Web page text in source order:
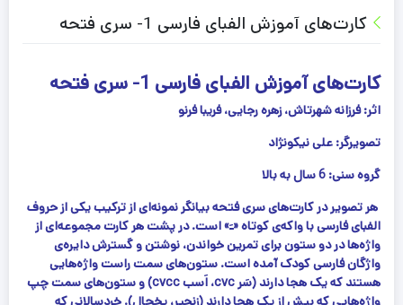
کارت‌های آموزش الفبای فارسی 1- سری فتحه
کارت‌های آموزش الفبای فارسی 1- سری فتحه
اثر: فرزانه شهرتاش، زهره رجایی، فریبا فرنو
تصویرگر: علی نیكونژاد
گروه سنی: 6 سال به بالا
هر تصویر در کارت‌های سری فتحه بیانگر نمونه‌ای از تركیب یکی از حروف
الفبای فارسی با واکه‌ی كوتاه «ـَ» است. در پشت هر كارت مجموعه‌ای از
واژه‌ها در دو ستون برای تمرین خواندن، نوشتن و گسترش دایره‌ی
واژگان فارسی کودک آمده است. ستون‌های سمت راست واژه‌هایی
هستند كه یک هجا دارند (سَر cvc، اَسب cvcc) و ستون‌های سمت چپ